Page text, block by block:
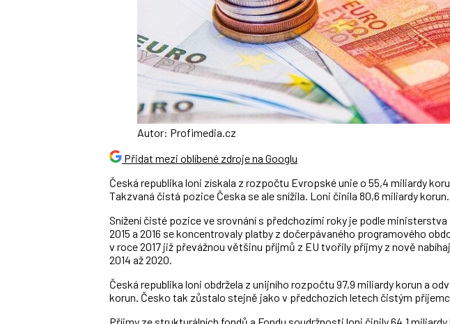
Autor: Profimedia.cz
Přidat mezi oblíbené zdroje na Googlu
Česká republika loni získala z rozpočtu Evropské unie o 55,4 miliardy
Takzvaná čistá pozice Česka se ale snížila. Loni činila 80,6 miliardy korun.
Snížení čisté pozice ve srovnání s předchozími roky je podle
2015 a 2016 se koncentrovaly platby z dočerpávaného programového
v roce 2017 již převážnou většinu příjmů z EU tvořily příjmy z nově
2014 až 2020.
Česká republika loni obdržela z unijního rozpočtu 97,9 miliardy korun a
korun. Česko tak zůstalo stejně jako v předchozích letech čistým